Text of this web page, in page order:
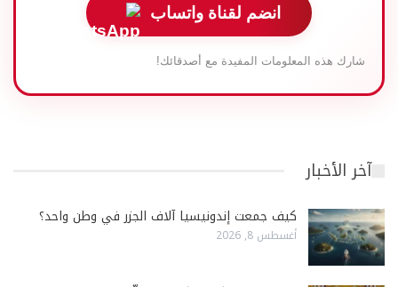
انضم لقناة واتساب
شارك هذه المعلومات المفيدة مع أصدقائك!
آخر الأخبار
كيف جمعت إندونيسيا آلاف الجزر في وطن واحد؟
أغسطس 8, 2026